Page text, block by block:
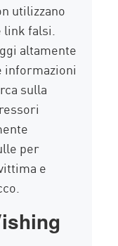
utilizzano
link falsi.
altamente
informazioni
sulla
per
e